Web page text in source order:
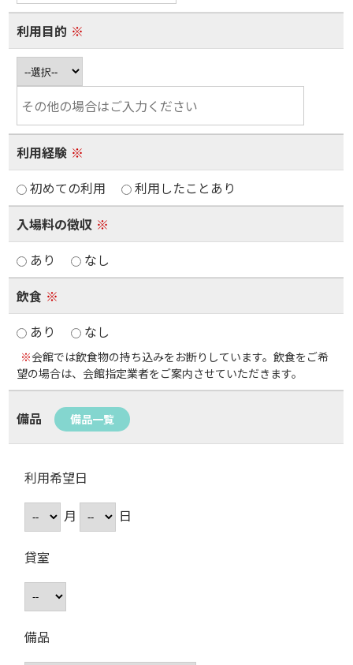
利用目的 ※
利用経験 ※
初めての利用
利用したことあり
入場料の徴収 ※
あり
なし
飲食 ※
あり
なし
※会館では飲食物の持ち込みをお断りしています。飲食をご希
望の場合は、会館指定業者をご案内させていただきます。
備品 備品一覧
利用希望日
月
日
貸室
備品